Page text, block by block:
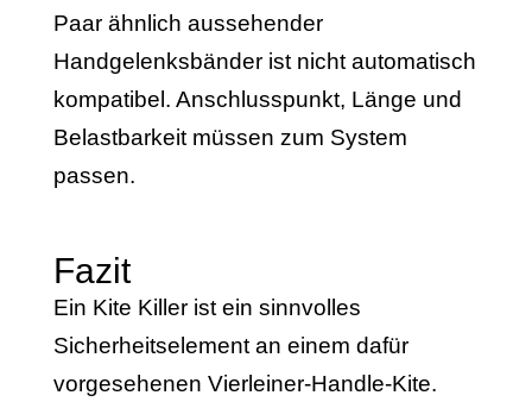
Paar ähnlich aussehender
Handgelenksbänder ist nicht automatisch
kompatibel. Anschlusspunkt, Länge und
Belastbarkeit müssen zum System
passen.
Fazit
Ein Kite Killer ist ein sinnvolles
Sicherheitselement an einem dafür
vorgesehenen Vierleiner-Handle-Kite.